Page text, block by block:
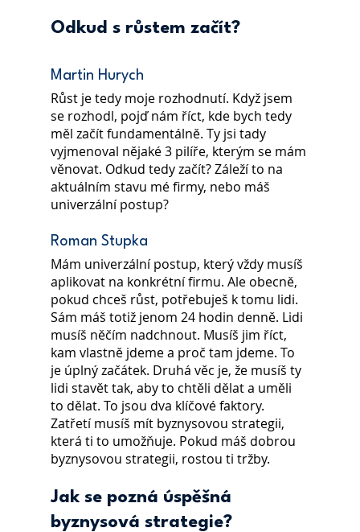
Odkud s růstem začít?
Martin Hurych
Růst je tedy moje rozhodnutí. Když jsem
se rozhodl, pojď nám říct, kde bych tedy
měl začít fundamentálně. Ty jsi tady
vyjmenoval nějaké 3 pilíře, kterým se mám
věnovat. Odkud tedy začít? Záleží to na
aktuálním stavu mé firmy, nebo máš
univerzální postup?
Roman Stupka
Mám univerzální postup, který vždy musíš
aplikovat na konkrétní firmu. Ale obecně,
pokud chceš růst, potřebuješ k tomu lidi.
Sám máš totiž jenom 24 hodin denně. Lidi
musíš něčím nadchnout. Musíš jim říct,
kam vlastně jdeme a proč tam jdeme. To
je úplný začátek. Druhá věc je, že musíš ty
lidi stavět tak, aby to chtěli dělat a uměli
to dělat. To jsou dva klíčové faktory.
Zatřetí musíš mít byznysovou strategii,
která ti to umožňuje. Pokud máš dobrou
byznysovou strategii, rostou ti tržby.
Jak se pozná úspěšná
byznysová strategie?